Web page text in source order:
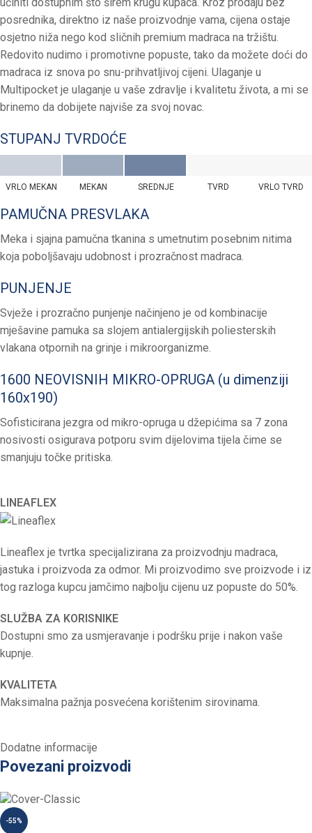
posrednika, direktno iz naše proizvodnje vama, cijena ostaje
osjetno niža nego kod sličnih premium madraca na tržištu.
Redovito nudimo i promotivne popuste, tako da možete doći do
madraca iz snova po snu-prihvatljivoj cijeni. Ulaganje u
Multipocket je ulaganje u vaše zdravlje i kvalitetu života, a mi se
brinemo da dobijete najviše za svoj novac.
STUPANJ TVRDOĆE
VRLO MEKAN MEKAN SREDNJE TVRD VRLO TVRD
PAMUČNA PRESVLAKA
Meka i sjajna pamučna tkanina s umetnutim posebnim nitima
koja poboljšavaju udobnost i prozračnost madraca.
PUNJENJE
Svježe i prozračno punjenje načinjeno je od kombinacije
mješavine pamuka sa slojem antialergijskih poliesterskih
vlakana otpornih na grinje i mikroorganizme.
1600 NEOVISNIH MIKRO-OPRUGA (u dimenziji
160x190)
Sofisticirana jezgra od mikro-opruga u džepićima sa 7 zona
nosivosti osigurava potporu svim dijelovima tijela čime se
smanjuju točke pritiska.
LINEAFLEX
Lineaflex je tvrtka specijalizirana za proizvodnju madraca,
jastuka i proizvoda za odmor. Mi proizvodimo sve proizvode i iz
tog razloga kupcu jamčimo najbolju cijenu uz popuste do 50%.
SLUŽBA ZA KORISNIKE
Dostupni smo za usmjeravanje i podršku prije i nakon vaše
kupnje.
KVALITETA
Maksimalna pažnja posvećena korištenim sirovinama.
Dodatne informacije
Povezani proizvodi
-55%